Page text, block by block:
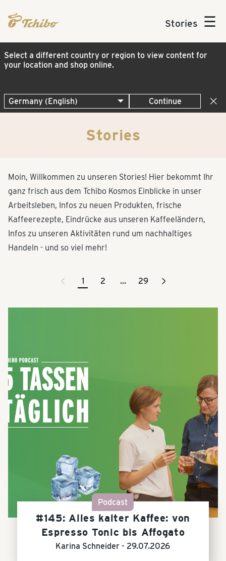
Stories ☰
Select a different country or region to view content for
your location and shop online.
Continue
Stories
Moin, Willkommen zu unseren Stories! Hier bekommt Ihr
ganz frisch aus dem Tchibo Kosmos Einblicke in unser
Arbeitsleben, Infos zu neuen Produkten, frische
Kaffeerezepte, Eindrücke aus unseren Kaffeeländern,
Infos zu unseren Aktivitäten rund um nachhaltiges
Handeln - und so viel mehr!
< 1 2 … 29 >
Podcast
#145: Alles kalter Kaffee: von
Espresso Tonic bis Affogato
Karina Schneider -29.07.2026